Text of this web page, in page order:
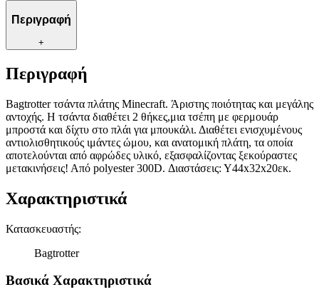
Περιγραφή
+
Περιγραφή
Βagtrotter τσάντα πλάτης Minecraft. Άριστης ποιότητας και μεγάλης
αντοχής. Η τσάντα διαθέτει 2 θήκες,μια τσέπη με φερμουάρ
μπροστά και δίχτυ στο πλάι για μπουκάλι. Διαθέτει ενισχυμένους
αντιολισθητικούς ιμάντες ώμου, και ανατομική πλάτη, τα οποία
αποτελούνται από αφρώδες υλικό, εξασφαλίζοντας ξεκούραστες
μετακινήσεις! Από polyester 300D. Διαστάσεις: Υ44x32x20εκ.
Χαρακτηριστικά
Κατασκευαστής:
Bagtrotter
Βασικά Χαρακτηριστικά